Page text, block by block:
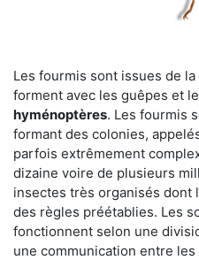
Les fourmis sont issues de
forment avec les guêpes et
hyménoptères. Les fourmis
formant des colonies,
parfois extrêmement
dizaine voire de plusieurs
insectes très organisés dont
des règles préétablies. Les
fonctionnent selon une
une communication entre les